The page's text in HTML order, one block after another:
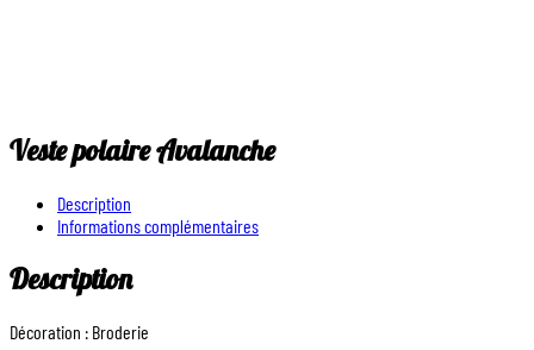
Veste polaire Avalanche
Description
Informations complémentaires
Description
Décoration : Broderie